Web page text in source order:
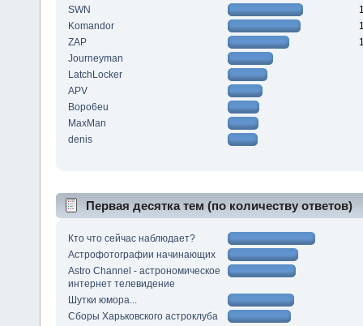
SWN
Komandor
ZAP
Journeyman
LatchLocker
APV
Bopo6eu
MaxMan
denis
Первая десятка тем (по количеству ответов)
Кто что сейчас наблюдает?
Астрофотографии начинающих
Astro Channel - астрономическое
интернет телевидение
Шутки юмора...
Сборы Харьковского астроклуба